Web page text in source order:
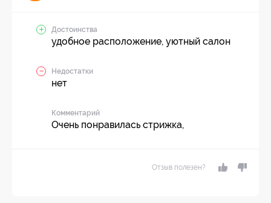
Достоинства
удобное расположение, уютный салон
Недостатки
нет
Комментарий
Очень понравилась стрижка,
Отзыв полезен?